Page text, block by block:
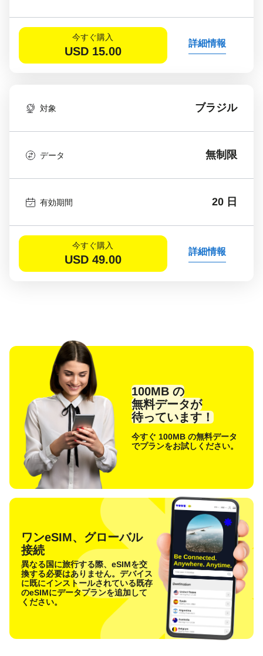
今すぐ購入
USD 15.00
詳細情報
対象 ブラジル
データ 無制限
有効期間 20 日
今すぐ購入
USD 49.00
詳細情報
100MB の
無料データが
待っています！
今すぐ 100MB の無料データ
でプランをお試しください。
ワンeSIM、グローバル
接続
異なる国に旅行する際、eSIMを交
換する必要はありません。デバイス
に既にインストールされている既存
のeSIMにデータプランを追加して
ください。